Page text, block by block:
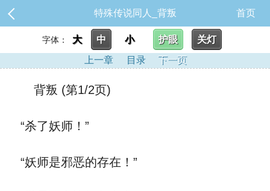
特殊传说同人_背叛 首页
字体： 大 中 小 护眼
关灯
上一章
目录 下一页
背叛 (第1/2页)
“杀了妖师！”
“妖师是邪恶的存在！”